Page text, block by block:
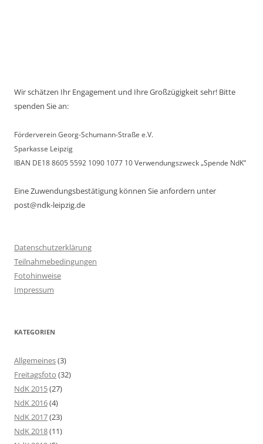
Wir schätzen Ihr Engagement und Ihre Großzügigkeit sehr! Bitte
spenden Sie an:
Förderverein Georg-Schumann-Straße e.V.
Sparkasse Leipzig
IBAN DE18 8605 5592 1090 1077 10 Verwendungszweck „Spende NdK“
Eine Zuwendungsbestätigung können Sie anfordern unter
post@ndk-leipzig.de
Datenschutzerklärung
Teilnahmebedingungen
Fotohinweise
Impressum
KATEGORIEN
Allgemeines(3)
Freitagsfoto (32)
NdK 2015(27)
NdK 2016(4)
NdK 2017(23)
NdK 2018(11)